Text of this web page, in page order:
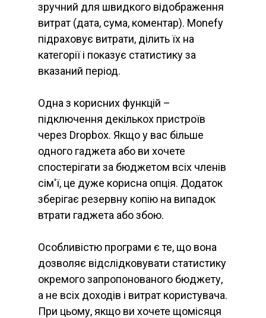
зручний для швидкого відображення
витрат (дата, сума, коментар). Monefy
підраховує витрати, ділить їх на
категорії і показує статистику за
вказаний період.
Одна з корисних функцій –
підключення декількох пристроїв
через Dropbox. Якщо у вас більше
одного гаджета або ви хочете
спостерігати за бюджетом всіх членів
сім'ї, це дуже корисна опція. Додаток
зберігає резервну копію на випадок
втрати гаджета або збою.
Особливістю програми є те, що вона
дозволяє відслідковувати статистику
окремого запропонованого бюджету,
а не всіх доходів і витрат користувача.
При цьому, якщо ви хочете щомісяця